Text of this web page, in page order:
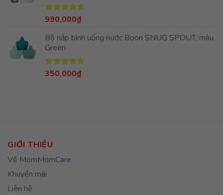
Được xếp
5 sao
990,000₫
Bộ nắp bình uống nước Boon SNUG SPOUT, màu
Green
Được xếp
350,000₫
GIỚI THIỆU
Về MomMomCare
Khuyến mãi
Liên hệ